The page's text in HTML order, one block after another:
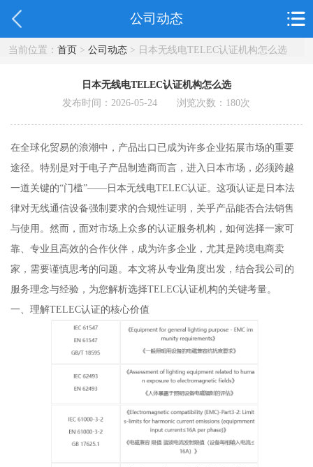
公司动态
当前位置： 首页> 公司动态> 日本无线电TELEC认证机构怎么选
日本无线电TELEC认证机构怎么选
发布时间：2026-05-24 浏览次数： 180次
在全球化贸易的浪潮中，产品出口已成为许多企业拓展市场的重要
途径。特别是对于电子产品制造商而言，进入日本市场，必须跨越
一道关键的“门槛”——日本无线电TELEC认证。这项认证是日本法
律对无线通信设备强制要求的合规性证明，关乎产品能否合法销售
与使用。然而，面对市场上众多的认证服务机构，如何选择一家可
靠、专业且高效的合作伙伴，成为许多企业，尤其是跨境电商卖
家，需要谨慎思考的问题。本文将从专业角度出发，结合我公司的
服务理念与经验，为您解析选择TELEC认证机构的关键考量。
一、理解TELEC认证的核心价值